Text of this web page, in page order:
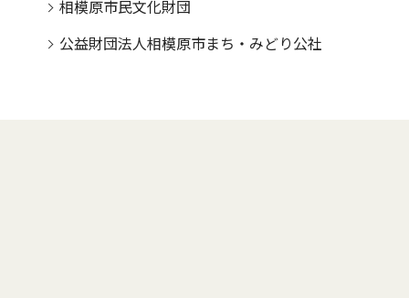
相模原市民文化財団
公益財団法人相模原市まち・みどり公社